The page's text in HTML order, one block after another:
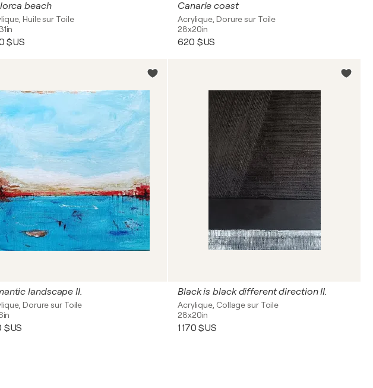
beach
Huile sur Toile
$US
Canarie coast
Acrylique, Dorure sur Toile
28x20in
620 $US
landscape II.
Dorure sur Toile
$US
Black is black different direction II.
Acrylique, Collage sur Toile
28x20in
1 170 $US